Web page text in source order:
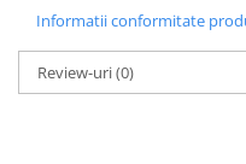
Informatii conformitate
Review-uri(0)